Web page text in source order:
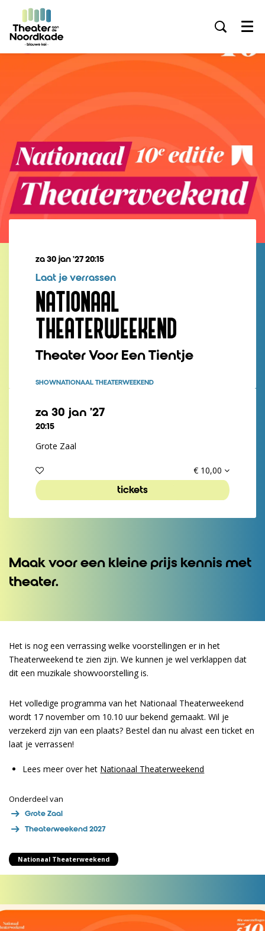
Menu
NATIONAAL
THEATERWEEKEND
Theater Voor Een Tientje
Laat je verrassen
za 30 jan ’2720:15
SHOWNATIONAAL THEATERWEEKEND
za 30 jan ’27
20:15
Grote Zaal
€ 10,00
tickets
Maak voor een kleine prijs kennis met
theater.
Het is nog een verrassing welke voorstellingen er in het
Theaterweekend te zien zijn. We kunnen je wel verklappen dat
dit een muzikale showvoorstelling is.
Het volledige programma van het Nationaal Theaterweekend
wordt 17 november om 10.10 uur bekend gemaakt. Wil je
verzekerd zijn van een plaats? Bestel dan nu alvast een ticket en
laat je verrassen!
Lees meer over het Nationaal Theaterweekend
Onderdeel van
Grote Zaal
Theaterweekend 2027
Nationaal Theaterweekend
Overslaan